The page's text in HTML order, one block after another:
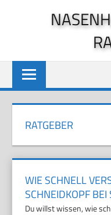
RATGEBER
WIE SCHNELL
SCHNEIDKOPF
Du willst wissen, wie